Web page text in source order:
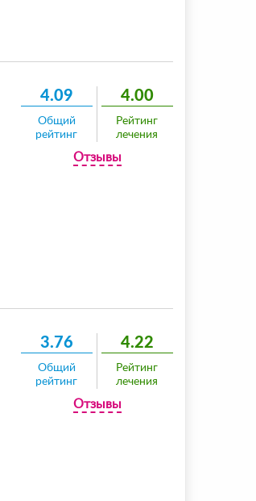
4.09
Общий
рейтинг
4.00
Рейтинг
лечения
Отзывы
3.76
Общий
рейтинг
4.22
Рейтинг
лечения
Отзывы